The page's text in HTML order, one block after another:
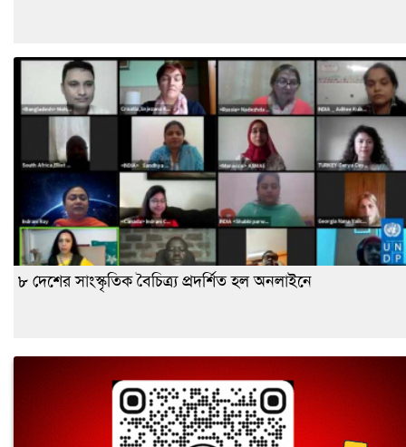
৮ দেশের সাংস্কৃতিক বৈচিত্র্য প্রদর্শিত হল অনলাইনে